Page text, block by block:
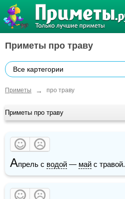
Приметы про траву
Все картегории
Приметы → про траву
Приметы про траву
Апрель с водой — май с травой.